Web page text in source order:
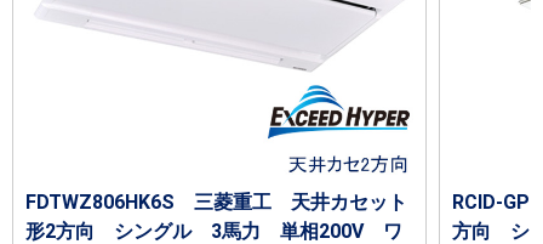
FDTWZ806HK6S 三菱重工 天井カセット
形2方向 シングル 3馬力 単相200V ワ
RCID-
方向 シ